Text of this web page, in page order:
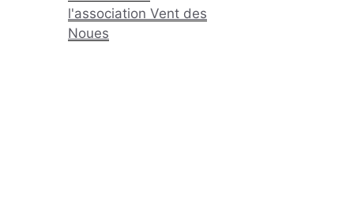
l'association Vent des
Noues